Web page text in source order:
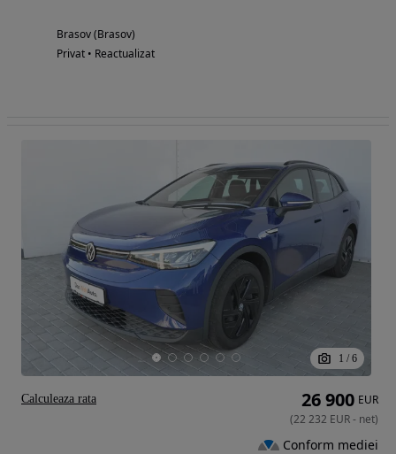
Brasov (Brasov)
Privat • Reactualizat
1 / 6
26 900 EUR
(22 232 EUR- net)
Conform mediei
Calculeaza rata